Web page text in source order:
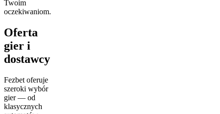
Twoim
oczekiwaniom.
Oferta
gier i
dostawcy
Fezbet oferuje
szeroki wybór
gier — od
klasycznych